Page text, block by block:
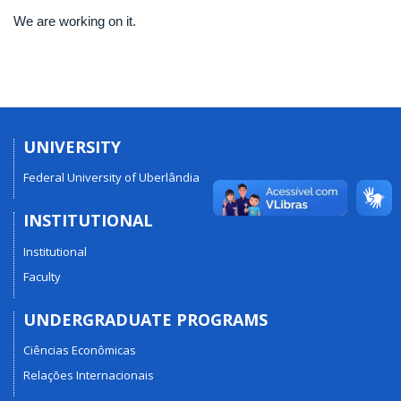
We are working on it.
UNIVERSITY
Federal University of Uberlândia
INSTITUTIONAL
Institutional
Faculty
UNDERGRADUATE PROGRAMS
Ciências Econômicas
Relações Internacionais